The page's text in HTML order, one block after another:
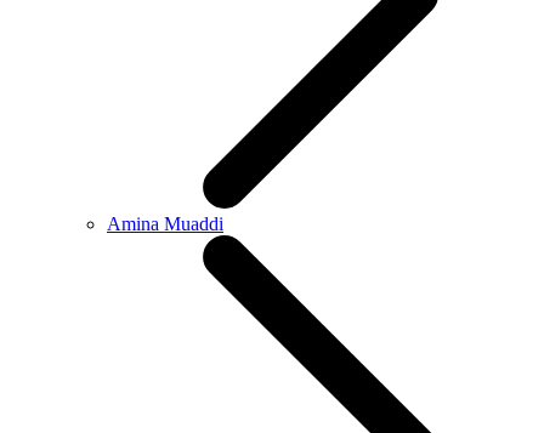
Amina Muaddi